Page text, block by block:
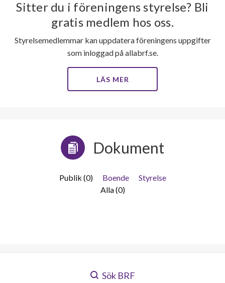
Sitter du i föreningens styrelse? Bli
gratis medlem hos oss.
Styrelsemedlemmar kan uppdatera föreningens uppgifter
som inloggad på allabrf.se.
LÄS MER
Dokument
Publik (0) Boende
Styrelse
Alla (0)
Sök BRF